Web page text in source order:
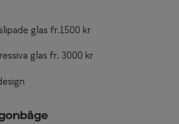
glas fr.1500 kr
glas fr. 3000 kr